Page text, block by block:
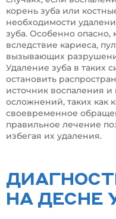
корень зуба или
необходимости
зуба. Особенно опасно,
вследствие кариеса,
вызывающих
Удаление зуба в таких
остановить
источник воспаления и
осложнений, таких как
своевременное
правильное лечение
избегая их удаления.
НА ДЕСНЕ